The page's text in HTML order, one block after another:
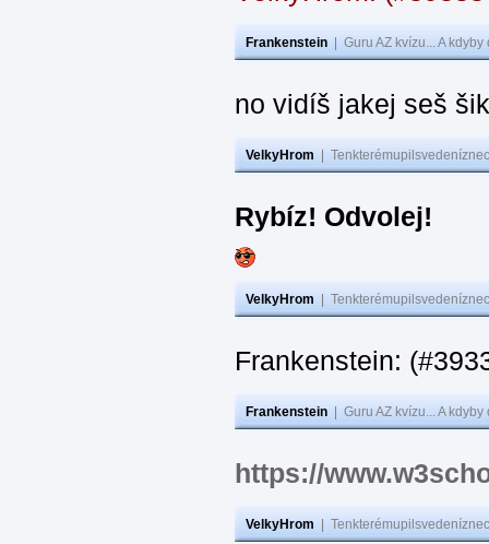
Frankenstein Guru AZ kvízu... A
no vidíš jakej seš
VelkyHrom
Rybíz! Odvolej!
VelkyHrom
Frankenstein:
Frankenstein Guru AZ kvízu... A
https://
VelkyHrom